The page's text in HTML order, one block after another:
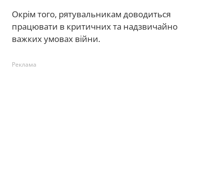
Окрім того, рятувальникам доводиться
працювати в критичних та надзвичайно
важких умовах війни.
Реклама